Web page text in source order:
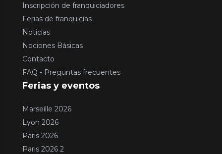
Inscripción de franquiciadores
Ferias de franquicias
Noticias
Nociones Básicas
Contacto
FAQ - Preguntas frecuentes
Ferias y eventos
Marseille 2026
Lyon 2026
Paris 2026
Paris 2026 2